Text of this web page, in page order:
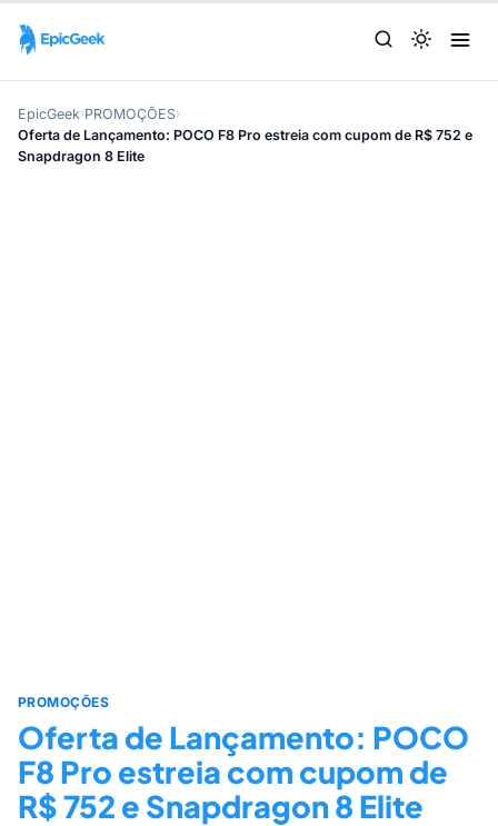
EpicGeek›PROMOÇÕES›
Oferta de Lançamento: POCO F8 Pro estreia com cupom de R$ 752 e
Snapdragon 8 Elite
PROMOÇÕES
Oferta de Lançamento: POCO
F8 Pro estreia com cupom de
R$ 752 e Snapdragon 8 Elite